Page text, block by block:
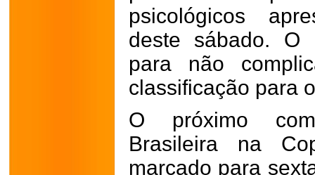
psicológicos
deste sábado. O
para não
classificação para
O próximo
Brasileira na
marcado para